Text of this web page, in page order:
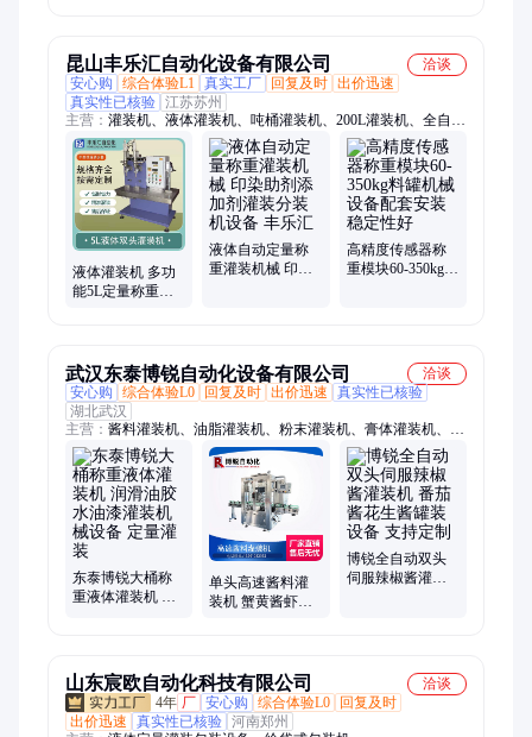
昆山丰乐汇自动化设备有限公司
洽谈
安心购
综合体验L1 真实工厂 回复及时 出价迅速
真实性已核验 江苏苏州
主营： 灌装机、液体灌装机、吨桶灌装机、200L灌装机、全自动
灌装机、颗粒包装机、粉末包装机、吨袋包装机
液体灌装机 多功
能5L定量称重灌
液体自动定量称
重灌装机械 印染
高精度传感器称
重模块60-350kg料
武汉东泰博锐自动化设备有限公司
洽谈
安心购
综合体验L0 回复及时 出价迅速
真实性已核验
湖北武汉
主营： 酱料灌装机、油脂灌装机、粉末灌装机、膏体灌装机、灌
装旋盖一体机、灌装机、粉剂包装机、螺纹盖搓盖机
东泰博锐大桶称
重液体灌装机 润
单头高速酱料灌
装机 蟹黄酱虾酱
博锐全自动双头
伺服辣椒酱灌装
山东宸欧自动化科技有限公司
洽谈
4年 厂 安心购 综合体验L0
回复及时
出价迅速
真实性已核验 河南郑州